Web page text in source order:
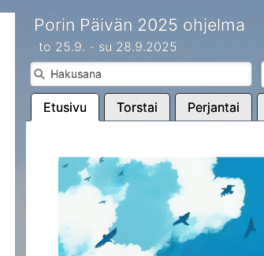
Porin Päivän 2025 ohjelma
to 25.9. - su 28.9.2025
Etusivu Torstai Perjantai